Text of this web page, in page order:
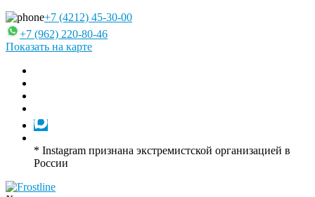
+7 (4212) 45-30-00
+7 (962) 220-80-46
Показать на карте
* Instagram признана экстремистской организацией в
России